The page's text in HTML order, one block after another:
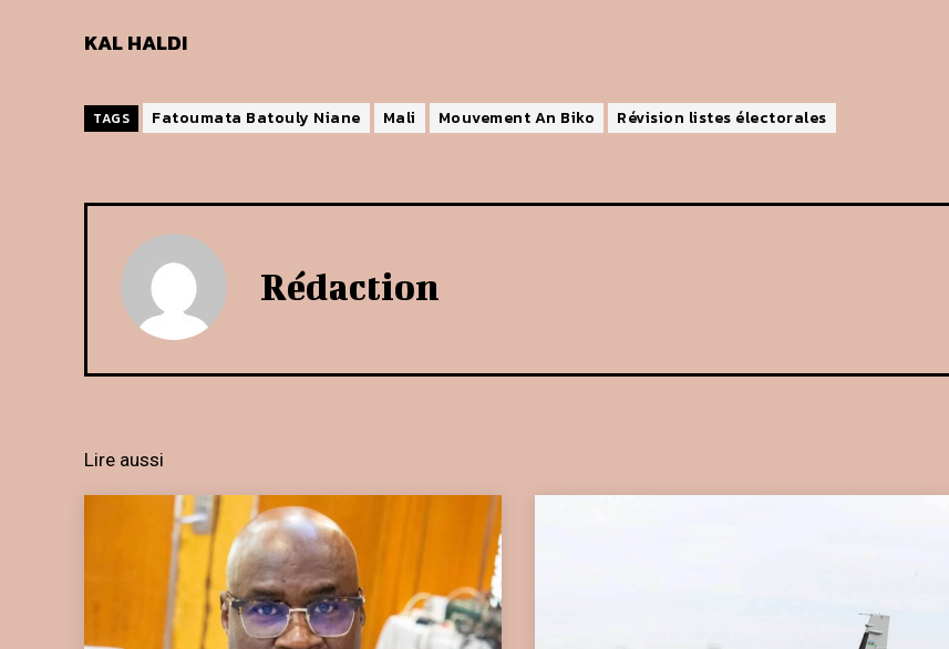
KAL HALDI
TAGS Fatoumata Batouly Niane Mali Mouvement An Biko Révision listes électorales
Rédaction
Lire aussi